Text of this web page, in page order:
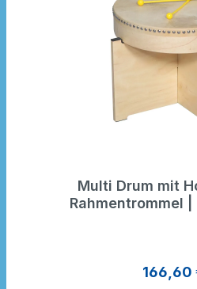
Multi Drum mit
Rahmentrommel
166,60